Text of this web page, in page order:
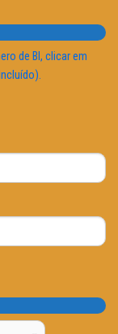
de BI, clicar em